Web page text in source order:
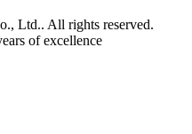
Ltd.. All rights reserved.
of excellence